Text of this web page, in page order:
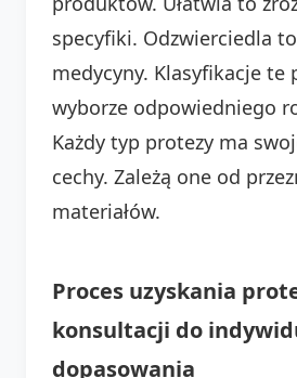
specyfiki. Odzwierciedla to
medycyny. Klasyfikacje te
wyborze odpowiedniego
Każdy typ protezy ma
cechy. Zależą one od
materiałów.
Proces uzyskania
konsultacji do
dopasowania